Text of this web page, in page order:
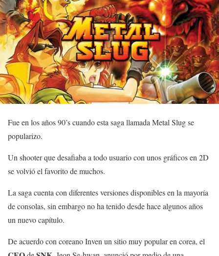
Fue en los años 90’s cuando esta saga llamada Metal Slug se
popularizo.
Un shooter que desafiaba a todo usuario con unos gráficos en 2D
se volvió el favorito de muchos.
La saga cuenta con diferentes versiones disponibles en la mayoría
de consolas, sin embargo no ha tenido desde hace algunos años
un nuevo capítulo.
De acuerdo con coreano Inven un sitio muy popular en corea, el